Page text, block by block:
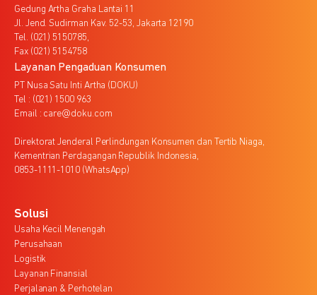
Gedung Artha Graha Lantai 11
Jl. Jend. Sudirman Kav. 52-53, Jakarta 12190
Tel. (021) 5150785,
Fax (021) 5154758
Layanan Pengaduan Konsumen
PT Nusa Satu Inti Artha (DOKU)
Tel : (021) 1500 963
Email : care@doku.com
Direktorat Jenderal Perlindungan Konsumen dan Tertib Niaga,
Kementrian Perdagangan Republik Indonesia,
0853-1111-1010 (WhatsApp)
Solusi
Usaha Kecil Menengah
Perusahaan
Logistik
Layanan Finansial
Perjalanan & Perhotelan